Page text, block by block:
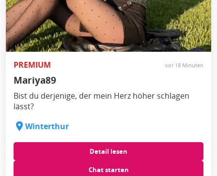
PREMIUM vor 18 Minuten
Mariya89
Bist du derjenige, der mein Herz höher schlagen
lässt?
Winterthur
Detail lesen
Chat starten